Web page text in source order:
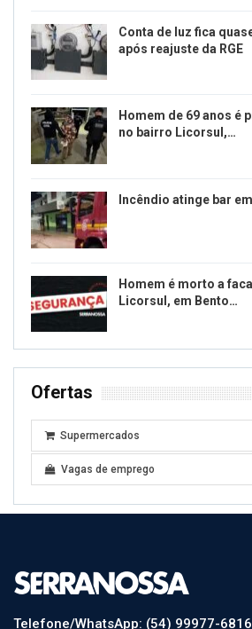
Conta de luz fica
após reajuste da RGE
Homem de 69 anos é
no bairro Licorsul,…
Incêndio atinge bar
Homem é morto a
Licorsul, em Bento…
Ofertas
Supermercados
Vagas de emprego
Telefone/WhatsApp: (54) 99977-6816